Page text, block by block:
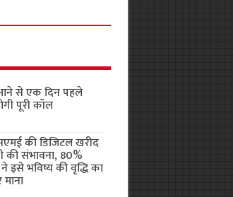
से एक दिन पहले
पूरी कॉल
की डिजिटल खरीद
की संभावना, 80%
ने इसे भविष्य की वृद्धि का